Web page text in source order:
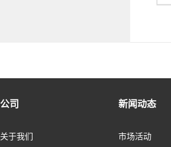
公司
关于我们
新闻动态
市场活动